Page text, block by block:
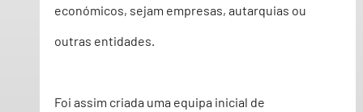
económicos, sejam empresas, autarquias ou
outras entidades.
Foi assim criada uma equipa inicial de